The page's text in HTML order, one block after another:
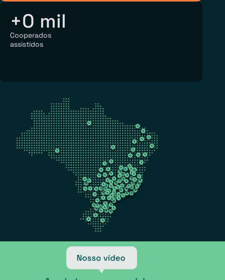
+0 mil
Cooperados
assistidos